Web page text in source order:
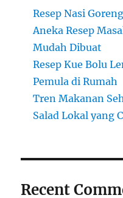
Resep Nasi
Aneka Resep
Mudah Dibuat
Resep Kue Bolu
Pemula di Rumah
Tren Makanan
Salad Lokal yang
Recent